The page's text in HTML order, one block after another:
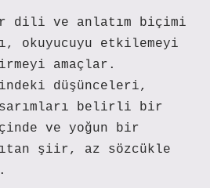
dili ve anlatım biçimi
okuyucuyu etkilemeyi
amaçlar.
düşünceleri,
belirli bir
ve yoğun bir
şiir, az sözcükle